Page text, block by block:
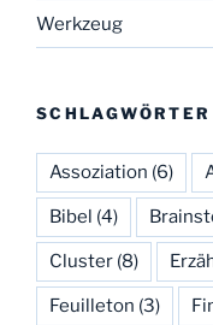
Werkzeug
SCHLAGWÖRTER
Assoziation (6)
Bibel (4)
Cluster (8)
Feuilleton (3)